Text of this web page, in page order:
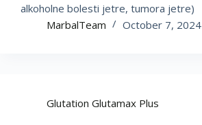
alkoholne bolesti jetre, tumora jetre)
MarbalTeam
October 7, 2024
Glutation Glutamax Plus